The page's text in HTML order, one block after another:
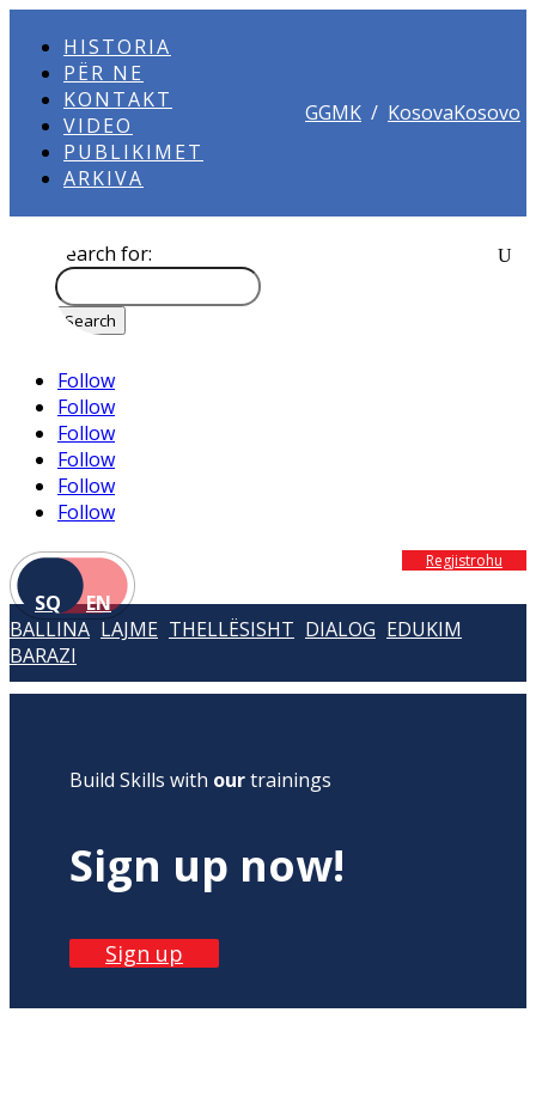
HISTORIA
PËR NE
KONTAKT
VIDEO
PUBLIKIMET
ARKIVA
GGMK / KosovaKosovo
Search for:
Follow
Follow
Follow
Follow
Follow
Follow
SQ EN
Regjistrohu
BALLINA LAJME THELLËSISHT DIALOG EDUKIM
BARAZI
Build Skills with ourtrainings
Sign up now!
Sign up